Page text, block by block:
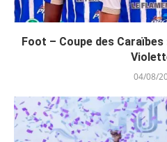
Foot – Coupe des
04/08/